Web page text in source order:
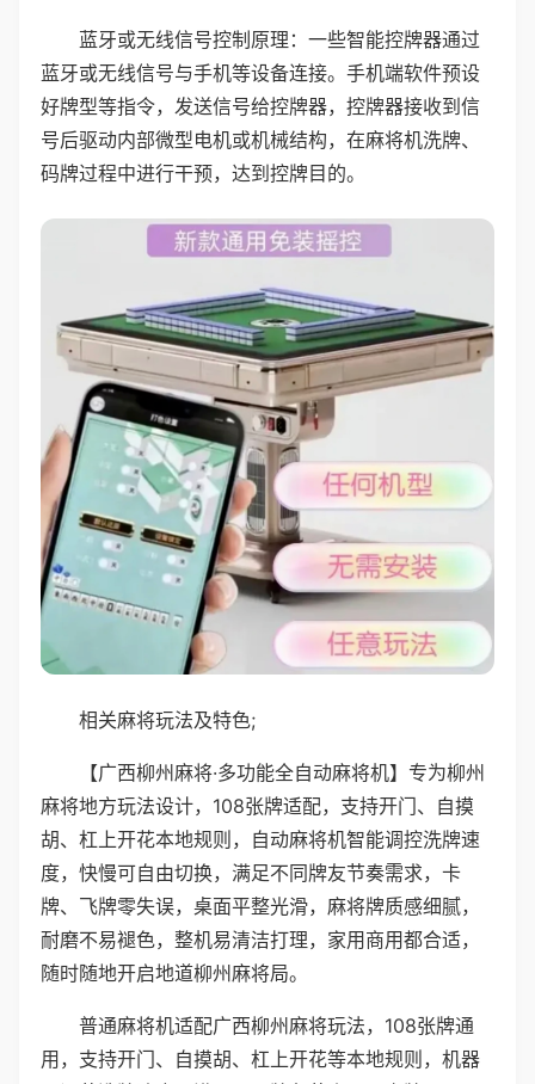
蓝牙或无线信号控制原理：一些智能控牌器通过
蓝牙或无线信号与手机等设备连接。手机端软件预设
好牌型等指令，发送信号给控牌器，控牌器接收到信
号后驱动内部微型电机或机械结构，在麻将机洗牌、
码牌过程中进行干预，达到控牌目的。
相关麻将玩法及特色;
【广西柳州麻将·多功能全自动麻将机】专为柳州
麻将地方玩法设计，108张牌适配，支持开门、自摸
胡、杠上开花本地规则，自动麻将机智能调控洗牌速
度，快慢可自由切换，满足不同牌友节奏需求，卡
牌、飞牌零失误，桌面平整光滑，麻将牌质感细腻，
耐磨不易褪色，整机易清洁打理，家用商用都合适，
随时随地开启地道柳州麻将局。
普通麻将机适配广西柳州麻将玩法，108张牌通
用，支持开门、自摸胡、杠上开花等本地规则，机器